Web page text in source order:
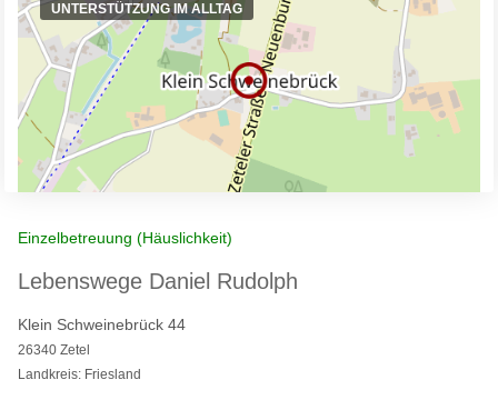
UNTERSTÜTZUNG IM ALLTAG
Einzelbetreuung (Häuslichkeit)
Lebenswege Daniel Rudolph
Klein Schweinebrück 44
26340 Zetel
Landkreis: Friesland